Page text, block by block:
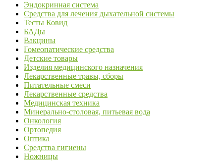
Эндокринная система
Средства для лечения дыхательной системы
Тесты Ковид
БАДы
Вакцины
Гомеопатические средства
Детские товары
Изделия медицинского назначения
Лекарственные травы, сборы
Питательные смеси
Лекарственные средства
Медицинская техника
Минерально-столовая, питьевая вода
Онкология
Ортопедия
Оптика
Средства гигиены
Ножницы